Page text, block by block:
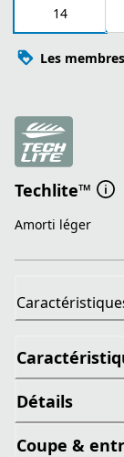
14
Les
Techlite™
Amorti léger
Détails
Coupe &